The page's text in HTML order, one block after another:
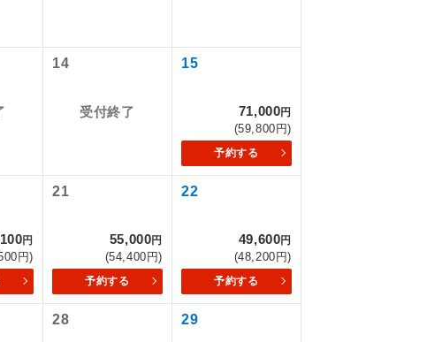
14
受付終了
15
71,000円
(59,800円)
予約する
円
円)
21
55,000円
(54,400円)
予約する
22
49,600円
(48,200円)
予約する
28 29
了をもちまして、
）まで同行しま
駅）まで添乗員が
あります。
遺産を訪ねるコー